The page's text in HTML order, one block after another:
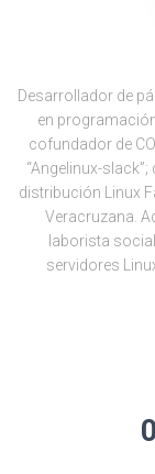
Desarrollador de
en
cofundador de
“Angelinux-
distribución Linux
Veracruzana.
laborista
servidores